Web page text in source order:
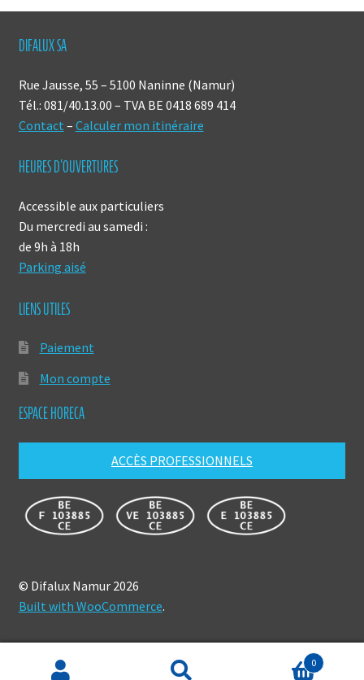
DIFALUX SA
Rue Jausse, 55 – 5100 Naninne (Namur)
Tél.: 081/40.13.00 – TVA BE 0418 689 414
Contact – Calculer mon itinéraire
HEURES D’OUVERTURES
Accessible aux particuliers
Du mercredi au samedi :
de 9h à 18h
Parking aisé
LIENS UTILES
Paiement
Mon compte
ESPACE HORECA
ACCÈS PROFESSIONNELS
© Difalux Namur 2026
Built with WooCommerce.
0